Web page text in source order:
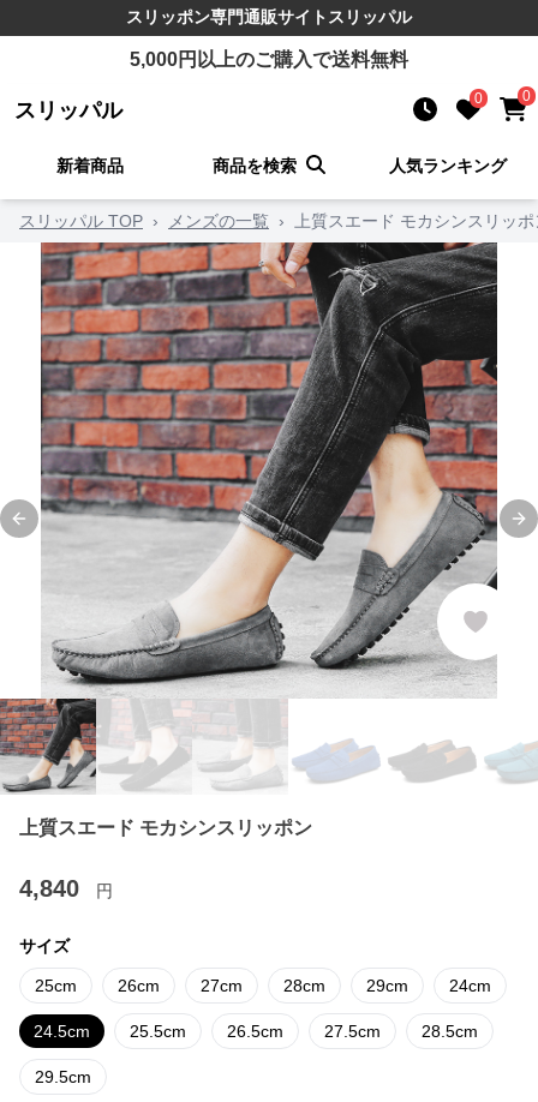
スリッポン専門通販サイト スリッパル
5,000円以上のご購入で送料無料
スリッパル 0 0
新着商品 商品を検索 人気ランキング
スリッパル TOP › メンズの一覧 › 上質スエード モカシンスリッポ
Previous slide
上質スエード モカシンスリッポン
4,840 円
サイズ
25cm 26cm 27cm 28cm 29cm 24cm
24.5cm 25.5cm 26.5cm 27.5cm 28.5cm
29.5cm